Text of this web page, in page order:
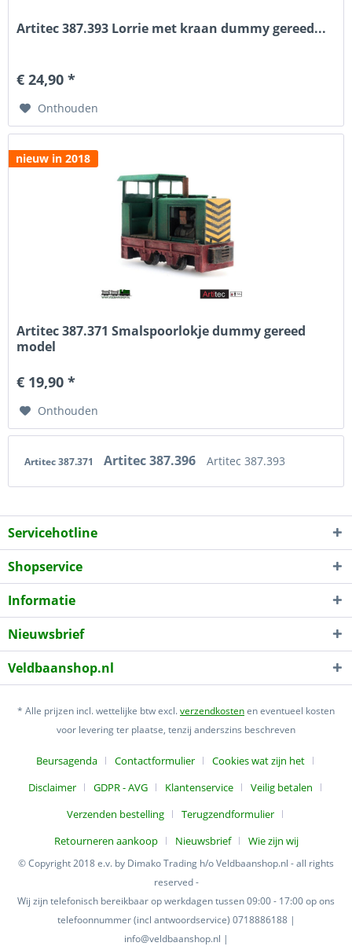
Artitec 387.393 Lorrie met kraan dummy gereed...
€ 24,90 *
Onthouden
nieuw in 2018
Artitec 387.371 Smalspoorlokje dummy gereed
model
€ 19,90 *
Onthouden
Artitec 387.371 Artitec 387.396 Artitec 387.393
Servicehotline
Shopservice
Informatie
Nieuwsbrief
Veldbaanshop.nl
* Alle prijzen incl. wettelijke btw excl.verzendkostenen eventueel kosten
voor levering ter plaatse, tenzij anderszins beschreven
Beursagenda Contactformulier
Cookies wat zijn het
Disclaimer
GDPR - AVG Klantenservice
Veilig betalen
Verzenden bestelling
Terugzendformulier
Retourneren aankoop
Nieuwsbrief Wie zijn wij
© Copyright 2018 e.v. by Dimako Trading h/o Veldbaanshop.nl - all rights
reserved -
Wij zijn telefonisch bereikbaar op werkdagen tussen 09:00 - 17:00 op ons
telefoonnummer (incl antwoordservice) 0718886188 |
info@veldbaanshop.nl |